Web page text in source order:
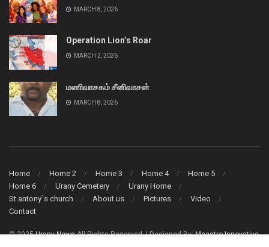
MARCH 8, 2026
Operation Lion’s Roar
MARCH 2, 2026
மணிவாசகம் சீனிவாசன்
MARCH 8, 2026
Home Home 2 Home 3 Home 4
Home 5
Home 6
Urany Cemetery
Urany Home
St.antony`s church
About us Pictures
Video
Contact
© 2025Urany NewsAll Rights Reserved. | Designed By:Maestro Innovative